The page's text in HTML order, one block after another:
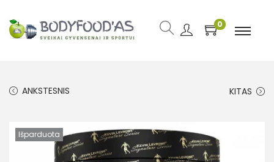
0
ANKSTESNIS KITAS
Išparduota